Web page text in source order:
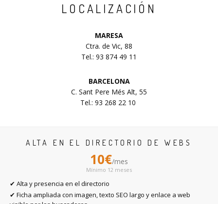
LOCALIZACIÓN
MARESA
Ctra. de Vic, 88
Tel.: 93 874 49 11
BARCELONA
C. Sant Pere Més Alt, 55
Tel.: 93 268 22 10
ALTA EN EL DIRECTORIO DE WEBS
10€/mes
Mínimo 12 meses
✔ Alta y presencia en el directorio
✔ Ficha ampliada con imagen, texto SEO largo y enlace a web